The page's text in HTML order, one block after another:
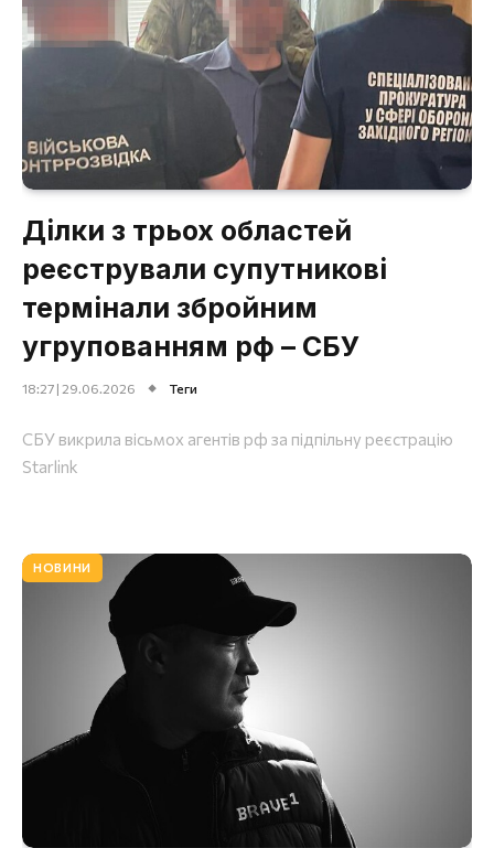
Ділки з трьох областей
реєстрували супутникові
термінали збройним
угрупованням рф – СБУ
18:27 | 29.06.2026 Теги
СБУ викрила вісьмох агентів рф за підпільну реєстрацію
Starlink
НОВИНИ